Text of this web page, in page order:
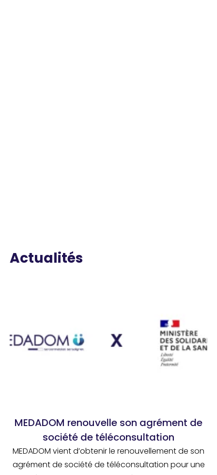
Actualités
MEDADOM renouvelle son agrément de
société de téléconsultation
MEDADOM vient d’obtenir le renouvellement de son
agrément de société de téléconsultation pour une